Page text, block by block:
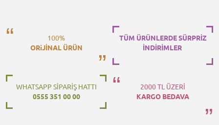
100%
ORiJİNAL ÜRÜN
TÜM ÜRÜNLERDE SÜRPRİZ
İNDİRİMLER
WHATSAPP SİPARİŞ HATTI
0555 351 00 00
2000 TL ÜZERİ
KARGO BEDAVA